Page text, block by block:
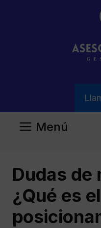
Menú
Dudas de
¿Qué es el